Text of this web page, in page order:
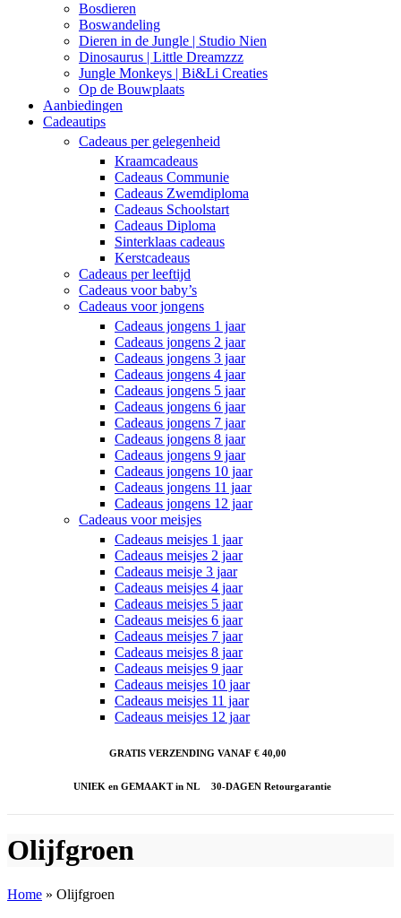
Bosdieren
Boswandeling
Dieren in de Jungle | Studio Nien
Dinosaurus | Little Dreamzzz
Jungle Monkeys | Bi&Li Creaties
Op de Bouwplaats
Aanbiedingen
Cadeautips
Cadeaus per gelegenheid
Kraamcadeaus
Cadeaus Communie
Cadeaus Zwemdiploma
Cadeaus Schoolstart
Cadeaus Diploma
Sinterklaas cadeaus
Kerstcadeaus
Cadeaus per leeftijd
Cadeaus voor baby’s
Cadeaus voor jongens
Cadeaus jongens 1 jaar
Cadeaus jongens 2 jaar
Cadeaus jongens 3 jaar
Cadeaus jongens 4 jaar
Cadeaus jongens 5 jaar
Cadeaus jongens 6 jaar
Cadeaus jongens 7 jaar
Cadeaus jongens 8 jaar
Cadeaus jongens 9 jaar
Cadeaus jongens 10 jaar
Cadeaus jongens 11 jaar
Cadeaus jongens 12 jaar
Cadeaus voor meisjes
Cadeaus meisjes 1 jaar
Cadeaus meisjes 2 jaar
Cadeaus meisje 3 jaar
Cadeaus meisjes 4 jaar
Cadeaus meisjes 5 jaar
Cadeaus meisjes 6 jaar
Cadeaus meisjes 7 jaar
Cadeaus meisjes 8 jaar
Cadeaus meisjes 9 jaar
Cadeaus meisjes 10 jaar
Cadeaus meisjes 11 jaar
Cadeaus meisjes 12 jaar
GRATIS VERZENDING VANAF € 40,00
UNIEK en GEMAAKT in NL 30-DAGEN Retourgarantie
Olijfgroen
Home » Olijfgroen